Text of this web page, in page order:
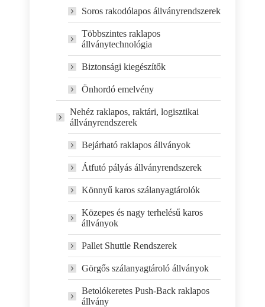
Soros rakodólapos állványrendszerek
Többszintes raklapos
állványtechnológia
Biztonsági kiegészítők
Önhordó emelvény
Nehéz raklapos, raktári, logisztikai
állványrendszerek
Bejárható raklapos állványok
Átfutó pályás állványrendszerek
Könnyű karos szálanyagtárolók
Közepes és nagy terhelésű karos
állványok
Pallet Shuttle Rendszerek
Görgős szálanyagtároló állványok
Betolókeretes Push-Back raklapos
állvány